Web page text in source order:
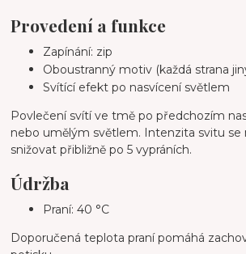
Provedení a funkce
Zapínání: zip
Oboustranný motiv (každá strana
Svítící efekt po nasvícení světlem
Povlečení svítí ve tmě po předchozím
nebo umělým světlem. Intenzita svitu se
snižovat přibližně po 5 vypráních.
Údržba
Praní: 40 °C
Doporučená teplota praní pomáhá